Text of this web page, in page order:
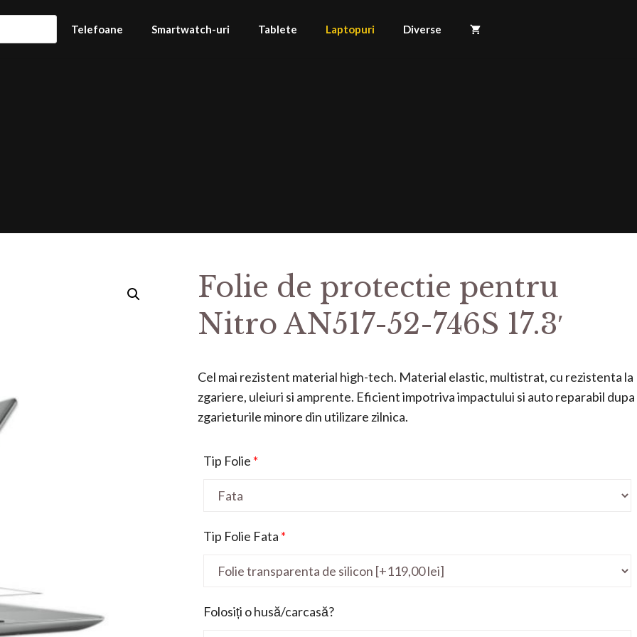
Telefoane Smartwatch-uri Tablete Laptopuri Diverse
Folie de protectie pentru
Nitro AN517-52-746S 17.3′
Cel mai rezistent material high-tech. Material elastic, multistrat, cu rezistenta la
zgariere, uleiuri si amprente. Eficient impotriva impactului si auto reparabil dupa
zgarieturile minore din utilizare zilnica.
Tip Folie *
Tip Folie Fata *
Folosiți o husă/carcasă?